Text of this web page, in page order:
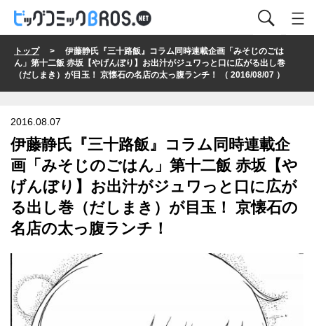
トップ> 伊藤静氏『三十路飯』コラム同時連載企画「みそじのごは
ん」第十二飯 赤坂【やげんぼり】お出汁がジュワっと口に広がる出し巻
（だしまき）が目玉！ 京懐石の名店の太っ腹ランチ！ （ 2016/08/07 ）
2016.08.07
伊藤静氏『三十路飯』コラム同時連載企
画「みそじのごはん」第十二飯 赤坂【や
げんぼり】お出汁がジュワっと口に広が
る出し巻（だしまき）が目玉！ 京懐石の
名店の太っ腹ランチ！